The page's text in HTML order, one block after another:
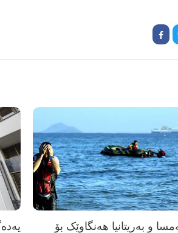
و بەریتانیا هەنگاوێک بۆ